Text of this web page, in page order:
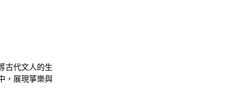
古代文人的生
，展現箏樂與